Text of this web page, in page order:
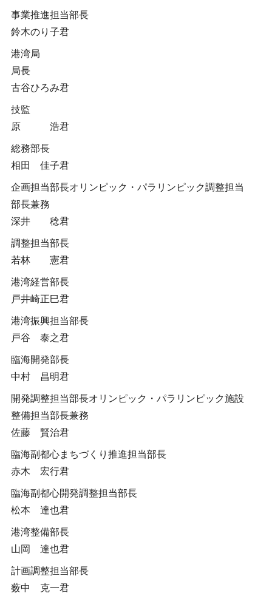
事業推進担当部長
鈴木のり子君
港湾局
局長
古谷ひろみ君
技監
原 浩君
総務部長
相田 佳子君
企画担当部長オリンピック・パラリンピック調整担当
部長兼務
深井 稔君
調整担当部長
若林 憲君
港湾経営部長
戸井崎正巳君
港湾振興担当部長
戸谷 泰之君
臨海開発部長
中村 昌明君
開発調整担当部長オリンピック・パラリンピック施設
整備担当部長兼務
佐藤 賢治君
臨海副都心まちづくり推進担当部長
赤木 宏行君
臨海副都心開発調整担当部長
松本 達也君
港湾整備部長
山岡 達也君
計画調整担当部長
薮中 克一君